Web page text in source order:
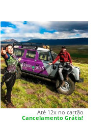
Até 12x no cartão
Cancelamento Grátis!